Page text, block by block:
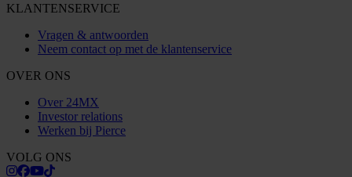
KLANTENSERVICE
Vragen & antwoorden
Neem contact op met de klantenservice
OVER ONS
Over 24MX
Investor relations
Werken bij Pierce
VOLG ONS